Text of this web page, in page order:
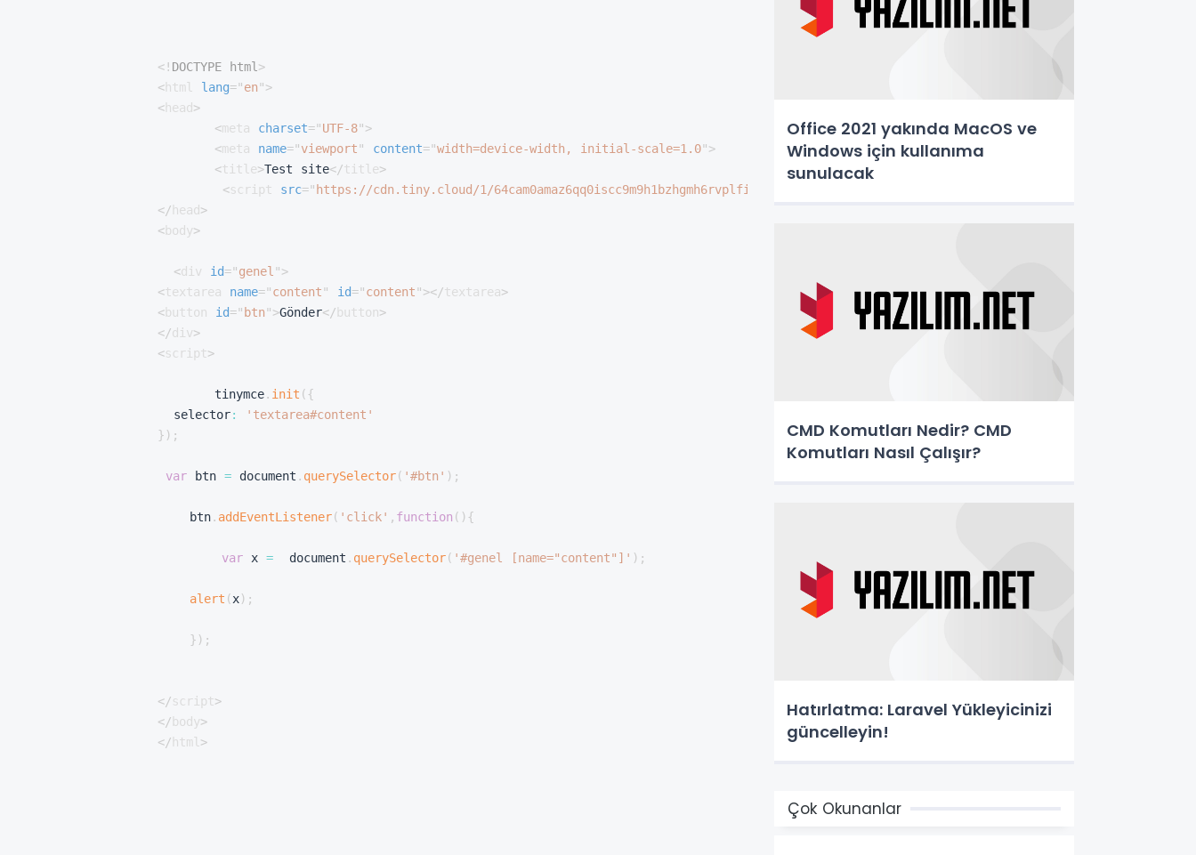
<! DOCTYPE html>
< html lang="en">
< head >
<meta charset="UTF-8">
<meta name="viewport" content="width=device-width, initial-scale=1.0">
<title>Test site</title>
<script src=" https://cdn.tiny.cloud/1/64cam0amaz6qq0iscc9m9h1bzhgmh6rvplfilhmgi0ashfxp/tinymce/5/tinymce.min.js
</ head >
< body>
<div id="genel">
<textarea name="content" id="content"></textarea>
< button id=" btn">Gönder</ button>
</div>
<script>
	tinymce
. init ( {
  selector
:
'textarea#content'
} ) ;
var btn = document . querySelector( '#btn' ) ;
    btn
. addEventListener( 'click' , function ( ) {
var x =
  document
. querySelector( '#genel [name="content"]' ) ;
alert (x) ;
} ) ;
</script>
</ body>
</ html>
Office 2021 yakında MacOS ve
Windows için kullanıma
sunulacak
CMD Komutları Nedir? CMD
Komutları Nasıl Çalışır?
Hatırlatma: Laravel Yükleyicinizi
güncelleyin!
Çok Okunanlar